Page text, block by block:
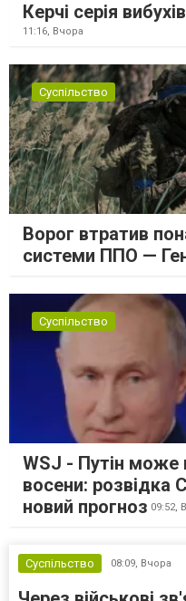
Керчі серія
11:16, Вчора
Суспільство
Ворог втратив
системи ППО —
Суспільство
WSJ - Путін
восени: розвідка
новий прогноз 09:52,
Суспільство 08:09, Вчора